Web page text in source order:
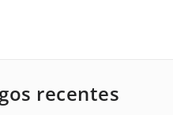
recentes